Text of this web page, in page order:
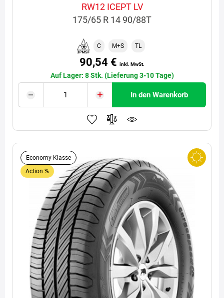
RW12 ICEPT LV
175/65 R 14 90/88T
C M+S TL
90,54 € inkl. MwSt.
Auf Lager: 8 Stk. (Lieferung 3-10 Tage)
In den Warenkorb
Economy-Klasse
Action %